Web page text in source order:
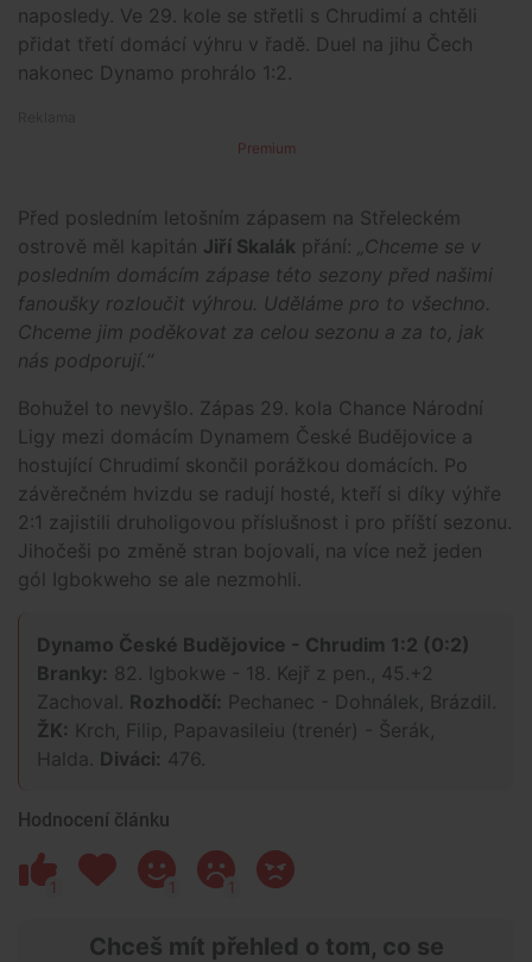
naposledy. Ve 29. kole se střetli s Chrudimí a chtěli
přidat třetí domácí výhru v řadě. Duel na jihu Čech
nakonec Dynamo prohrálo 1:2.
Premium
Před posledním letošním zápasem na Střeleckém
ostrově měl kapitán Jiří Skalák přání:
„Chceme se v
posledním domácím zápase této sezony před našimi
fanoušky rozloučit výhrou. Uděláme pro to všechno.
Chceme jim poděkovat za celou sezonu a za to, jak
nás podporují.“
Bohužel to nevyšlo. Zápas 29. kola Chance Národní
Ligy mezi domácím Dynamem České Budějovice a
hostující Chrudimí skončil porážkou domácích. Po
závěrečném hvizdu se radují hosté, kteří si díky výhře
2:1 zajistili druholigovou příslušnost i pro příští sezonu.
Jihočeši po změně stran bojovali, na více než jeden
gól Igbokweho se ale nezmohli.
Dynamo České Budějovice - Chrudim 1:2 (0:2)
Branky: 82. Igbokwe - 18. Kejř z pen., 45.+2
Zachoval. Rozhodčí: Pechanec - Dohnálek, Brázdil.
ŽK: Krch, Filip, Papavasileiu (trenér) - Šerák,
Halda. Diváci: 476.
Hodnocení článku
1 1 1
Chceš mít přehled o tom, co se